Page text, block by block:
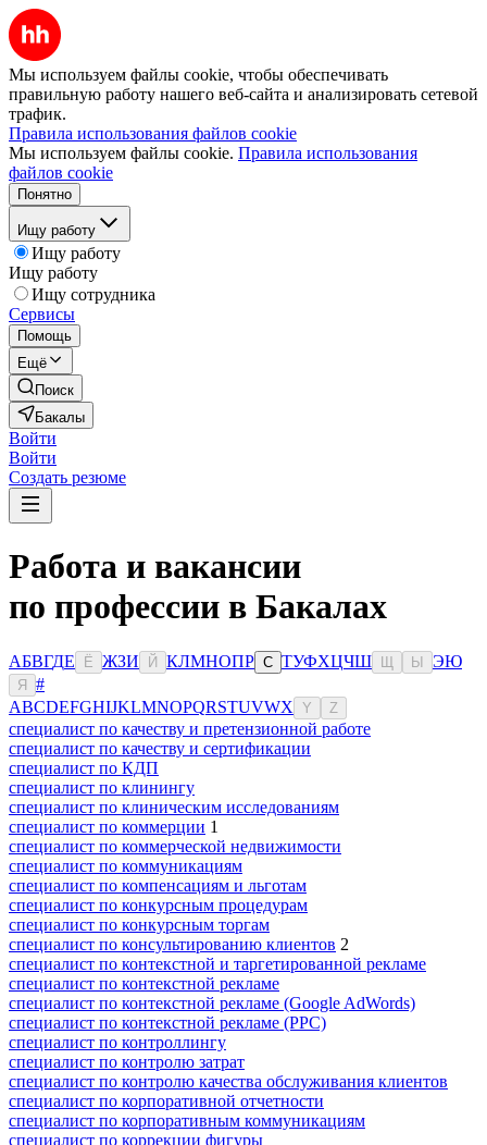
Мы используем файлы cookie, чтобы обеспечивать
правильную работу нашего веб-сайта и анализировать сетевой
трафик.
Правила использования файлов cookie
Мы используем файлы cookie. Правила использования
файлов cookie
Понятно
Ищу работу
Ищу работу
Ищу работу
Ищу сотрудника
Сервисы
Помощь
Ещё
Поиск
Бакалы
Войти
Войти
Создать резюме
Работа и вакансии
по профессии в Бакалах
АБВГДЕ Ё ЖЗИ Й КЛМНОПР С ТУФХЦЧШ Ы ЭЮ
Я
#
ABCDEFGHIJKLMNOPQRSTUVWX Y Z
специалист по качеству и претензионной работе
специалист по качеству и сертификации
специалист по КДП
специалист по клинингу
специалист по клиническим исследованиям
специалист по коммерции 1
специалист по коммерческой недвижимости
специалист по коммуникациям
специалист по компенсациям и льготам
специалист по конкурсным процедурам
специалист по конкурсным торгам
специалист по консультированию клиентов 2
специалист по контекстной и таргетированной рекламе
специалист по контекстной рекламе
специалист по контекстной рекламе (Google AdWords)
специалист по контекстной рекламе (PPC)
специалист по контроллингу
специалист по контролю затрат
специалист по контролю качества обслуживания клиентов
специалист по корпоративной отчетности
специалист по корпоративным коммуникациям
специалист по коррекции фигуры